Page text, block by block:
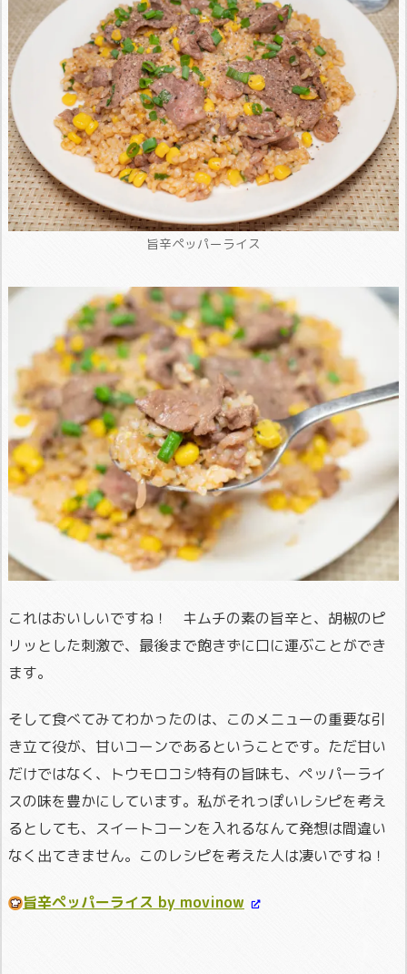
旨辛ペッパーライス
これはおいしいですね！ キムチの素の旨辛と、胡椒のピ
リッとした刺激で、最後まで飽きずに口に運ぶことができ
ます。
そして食べてみてわかったのは、このメニューの重要な引
き立て役が、甘いコーンであるということです。ただ甘い
だけではなく、トウモロコシ特有の旨味も、ペッパーライ
スの味を豊かにしています。私がそれっぽいレシピを考え
るとしても、スイートコーンを入れるなんて発想は間違い
なく出てきません。このレシピを考えた人は凄いですね！
旨辛ペッパーライス by movinow